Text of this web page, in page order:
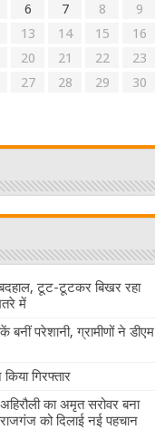
6 7 8
9
13 14 15
16
20 21 22
23
27 28 29
30
टूट-टूटकर बिखर रहा
में
परेशानी, ग्रामीणों ने डीएम
गिरफ्तार
का अमृत सरोवर बना
को दिलाई नई पहचान